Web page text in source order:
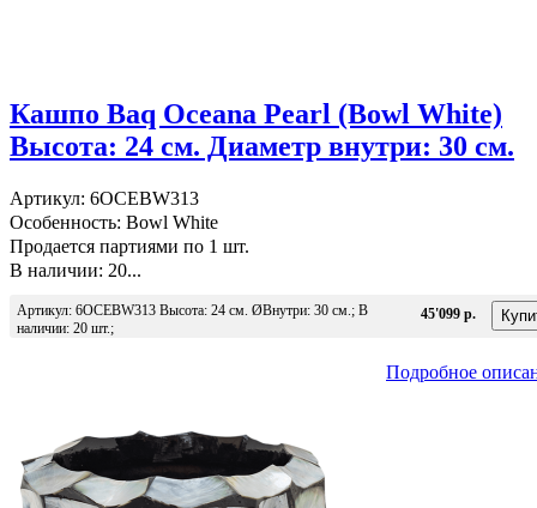
Кашпо Baq Oceana Pearl (Bowl White)
Высота: 24 см. Диаметр внутри: 30 см.
Артикул: 6OCEBW313
Особенность: Bowl White
Продается партиями по 1 шт.
В наличии: 20...
Артикул: 6OCEBW313 Высота: 24 см. ØВнутри: 30 см.; В
наличии: 20 шт.;
45'099 р.
Подробное